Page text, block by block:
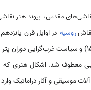
مقدس، پیوند هنر
نقاشروسیه در اوایل قرن
معطوف شد. اشکال هنری که
آلات موسیقی و آثار